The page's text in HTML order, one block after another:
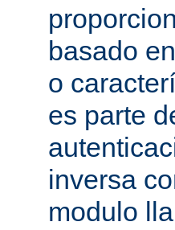
basado
o
es parte
inversa
modulo